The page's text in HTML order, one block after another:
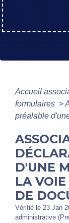
Accueil
formulaires >
préalable
D'UNE
LA
DE
Vérifié le 23 Jan
administrative